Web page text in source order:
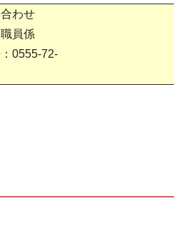
わせ
員係
0555-72-